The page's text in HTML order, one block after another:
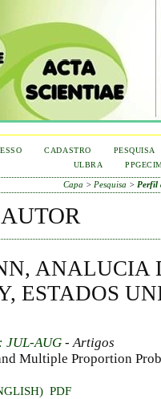
CADASTRO
PESQUISA
ULBRA
Capa > Pesquisa > Perfil
ANALUCIA
ESTADOS
JUL-AUG - Artigos
Multiple Proportion
PDF